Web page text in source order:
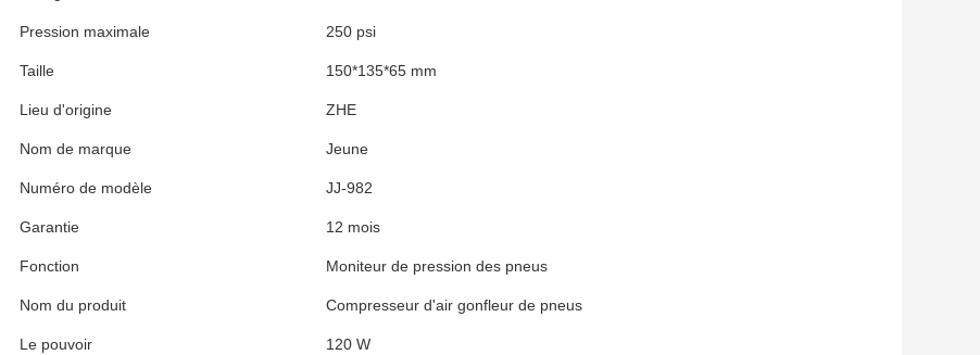
Pression maximale 250 psi
Taille 150*135*65 mm
Lieu d'origine ZHE
Nom de marque Jeune
Numéro de modèle JJ-982
Garantie 12 mois
Fonction Moniteur de pression des pneus
Nom du produit Compresseur d'air gonfleur de pneus
Le pouvoir 120 W